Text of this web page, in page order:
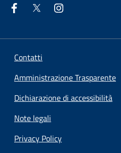
Contatti
Amministrazione Trasparente
Dichiarazione di accessibilità
Note legali
Privacy Policy